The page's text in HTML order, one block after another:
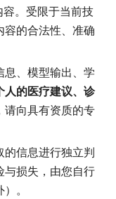
。受限于当前技
容的合法性、准确
息、模型输出、学
人的医疗建议、诊
请向具有资质的专
的信息进行独立判
与损失，由您自行
。